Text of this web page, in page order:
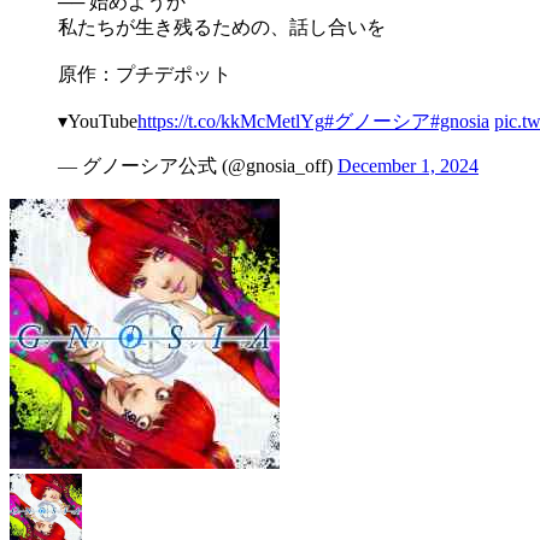
私たちが生き残るための、話し合いを
原作：プチデポット
▾YouTubehttps://t.co/kkMcMetlYg#グノーシア#gnosia
— グノーシア公式 (@gnosia_off) December 1, 2024